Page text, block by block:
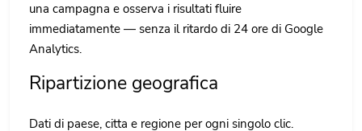
una campagna e osserva i risultati fluire
immediatamente — senza il ritardo di 24 ore di Google
Analytics.
Ripartizione geografica
Dati di paese, citta e regione per ogni singolo clic.